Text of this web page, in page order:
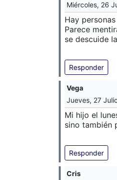
Miércoles, 26
Hay
Parece
se descuide
Responder
Vega
Jueves, 27
Mi hijo el
sino también
Responder
Cris